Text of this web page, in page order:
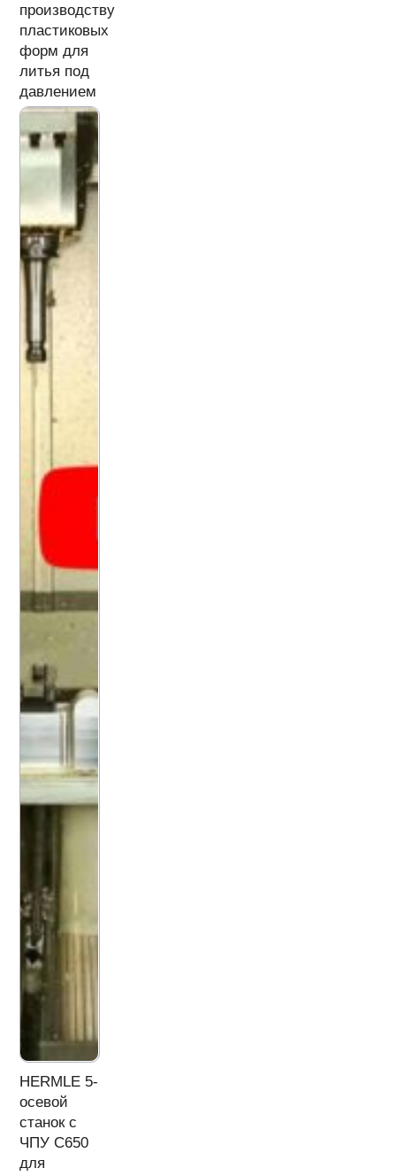
производству
пластиковых
форм для
литья под
давлением
HERMLE 5-
осевой
станок с
ЧПУ C650
для